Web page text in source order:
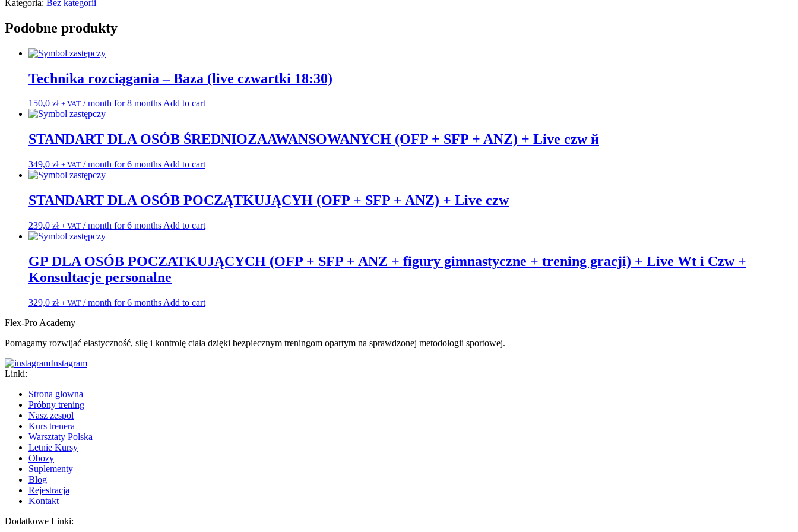
2025-
2026
Kategoria: Bez kategorii
Podobne produkty
Technika rozciągania – Baza (live czwartki 18:30)
150,0 zł + VAT / month for 8 monthsAdd to cart
STANDART DLA OSÓB ŚREDNIOZAAWANSOWANYCH (OFP + SFP + ANZ) + Live czw й
349,0 zł + VAT / month for 6 months Add to cart
STANDART DLA OSÓB POCZĄTKUJĄCYH (OFP + SFP + ANZ) + Live czw
239,0 zł + VAT / month for 6 months Add to cart
GP DLA OSÓB POCZATKUJĄCYCH (OFP + SFP + ANZ + figury gimnastyczne + trening gracji) + Live Wt i Czw +
Konsultacje personalne
329,0 zł + VAT / month for 6 months Add to cart
Flex-Pro Academy
Pomagamy rozwijać elastyczność, siłę i kontrolę ciała dzięki bezpiecznym treningom opartym na sprawdzonej metodologii sportowej.
Instagram
Linki:
Strona glowna
Próbny trening
Nasz zespol
Kurs trenera
Warsztaty Polska
Letnie Kursy
Obozy
Suplementy
Blog
Rejestracja
Kontakt
Dodatkowe Linki: